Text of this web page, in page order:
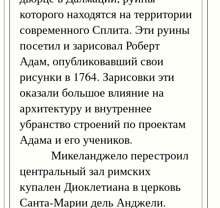
которого находятся на территории
современного Сплита. Эти руины
посетил и зарисовал Роберт
Адам, опубликовавший свои
рисунки в 1764. Зарисовки эти
оказали большое влияние на
архитектуру и внутреннее
убранство строений по проектам
Адама и его учеников.
Микеланджело перестроил
центральный зал римских
купален Диоклетиана в церковь
Санта-Марии дель Анджели.